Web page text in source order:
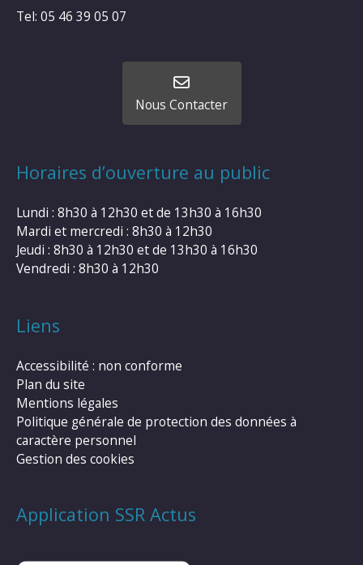
Tel: 05 46 39 05 07
Nous Contacter
Horaires d’ouverture au public
Lundi : 8h30 à 12h30 et de 13h30 à 16h30
Mardi et mercredi : 8h30 à 12h30
Jeudi : 8h30 à 12h30 et de 13h30 à 16h30
Vendredi : 8h30 à 12h30
Liens
Accessibilité : non conforme
Plan du site
Mentions légales
Politique générale de protection des données à
caractère personnel
Gestion des cookies
Application SSR Actus